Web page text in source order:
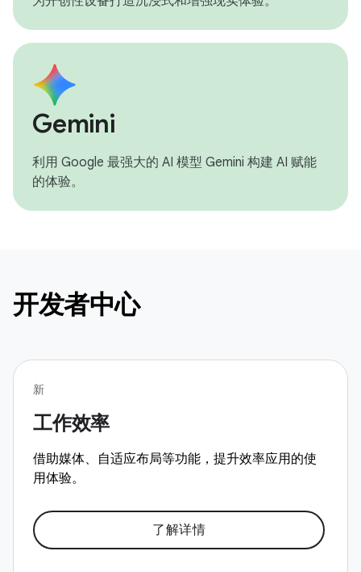
Gemini
利用 Google 最强大的 AI 模型 Gemini 构建 AI 赋能
的体验。
开发者中心
新
工作效率
借助媒体、自适应布局等功能，提升效率应用的使
用体验。
了解详情